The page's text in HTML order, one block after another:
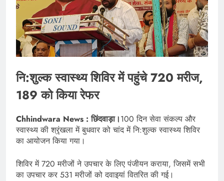
नि:शुल्क स्वास्थ्य शिविर में पहुंचे 720 मरीज,
189 को किया रेफर
Chhindwara News : छिंदवाड़ा।100 दिन सेवा संकल्प और
स्वास्थ्य की श्रृंखला में बुधवार को चांद में नि:शुल्क स्वास्थ्य शिविर
का आयोजन किया गया।
शिविर में 720 मरीजों ने उपचार के लिए पंजीयन कराया, जिसमें सभी
का उपचार कर 531 मरीजों को दवाइयां वितरित की गई।